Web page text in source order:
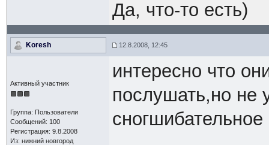
Да, что-то есть)
Koresh 12.8.2008, 12:45
Активный участник
Группа: Пользователи
Сообщений: 100
Регистрация: 9.8.2008
Из: нижний новгород
интересно что
послушать,но не
сногшибательное